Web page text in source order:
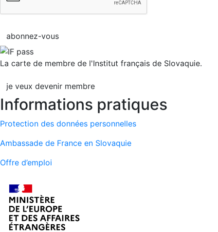
abonnez-vous
La carte de membre de l'Institut français de Slovaquie.
je veux devenir membre
Informations pratiques
Protection des données personnelles
Ambassade de France en Slovaquie
Offre d’emploi